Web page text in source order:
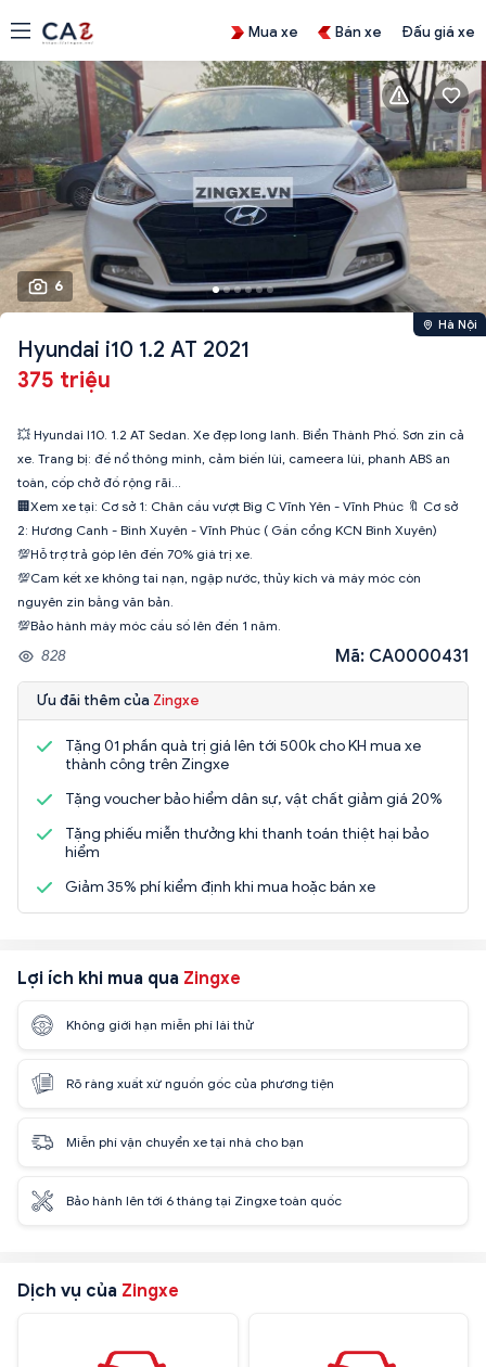
Mua xe Bán xe Đấu giá xe
6
Hà Nội
Hyundai i10 1.2 AT 2021
375 triệu
💥 Hyundai I10. 1.2 AT Sedan. Xe đẹp long lanh. Biển Thành Phố. Sơn zin cả
xe. Trang bị: đề nổ thông minh, cảm biến lùi, cameera lùi, phanh ABS an
toàn, cốp chở đồ rộng rãi...
🏢Xem xe tại: Cơ sở 1: Chân cầu vượt Big C Vĩnh Yên - Vĩnh Phúc 🔖 Cơ sở
2: Hương Canh - Binh Xuyên - Vĩnh Phúc ( Gần cổng KCN Bình Xuyên)
💯Hỗ trợ trả góp lên đến 70% giá trị xe.
💯Cam kết xe không tai nạn, ngập nước, thủy kích và máy móc còn
nguyên zin bằng văn bản.
💯Bảo hành máy móc cầu số lên đến 1 năm.
828 Mã: CA0000431
Ưu đãi thêm của Zingxe
Tặng 01 phần quà trị giá lên tới 500k cho KH mua xe
thành công trên Zingxe
Tặng voucher bảo hiểm dân sự, vật chất giảm giá 20%
Tặng phiếu miễn thưởng khi thanh toán thiệt hại bảo
hiểm
Giảm 35% phí kiểm định khi mua hoặc bán xe
Lợi ích khi mua qua Zingxe
Không giới hạn miễn phí lái thử
Rõ ràng xuất xứ nguồn gốc của phương tiện
Miễn phí vận chuyển xe tại nhà cho bạn
Bảo hành lên tới 6 tháng tại Zingxe toàn quốc
Dịch vụ của Zingxe